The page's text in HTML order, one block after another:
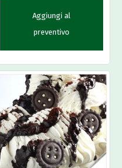
Aggiungi al
preventivo